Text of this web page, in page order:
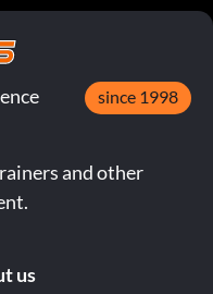
since 1998
and other
us